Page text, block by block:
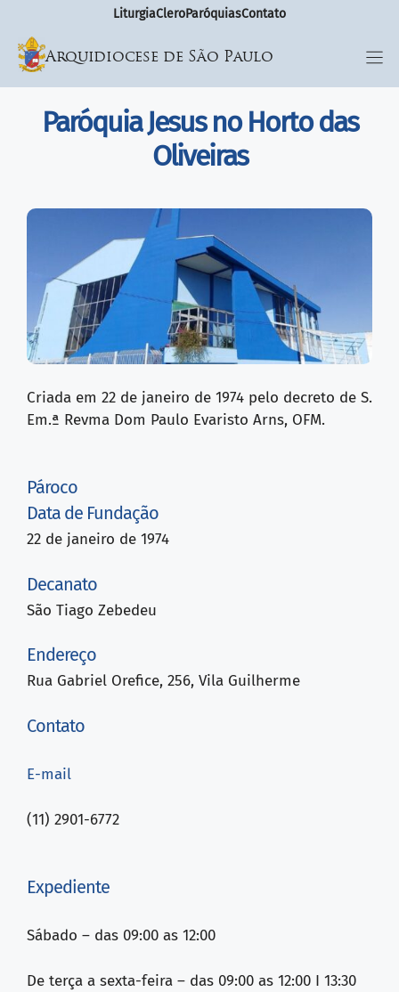
LiturgiaCleroParóquiasContato
Arquidiocese de São Paulo
Paróquia Jesus no Horto das
Oliveiras
Pároco
Data de Fundação
22 de janeiro de 1974
Decanato
São Tiago Zebedeu
Endereço
Rua Gabriel Orefice, 256, Vila Guilherme
Contato
E-mail
(11) 2901-6772
Expediente
Sábado – das 09:00 as 12:00
De terça a sexta-feira – das 09:00 as 12:00 I 13:30
Criada em 22 de janeiro de 1974 pelo decreto de S.
Em.ª Revma Dom Paulo Evaristo Arns, OFM.